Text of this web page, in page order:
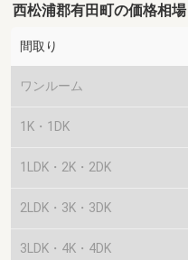
西松浦郡有田町の価格相場
間取り
ワンルーム
1K・1DK
1LDK・2K・2DK
2LDK・3K・3DK
3LDK・4K・4DK